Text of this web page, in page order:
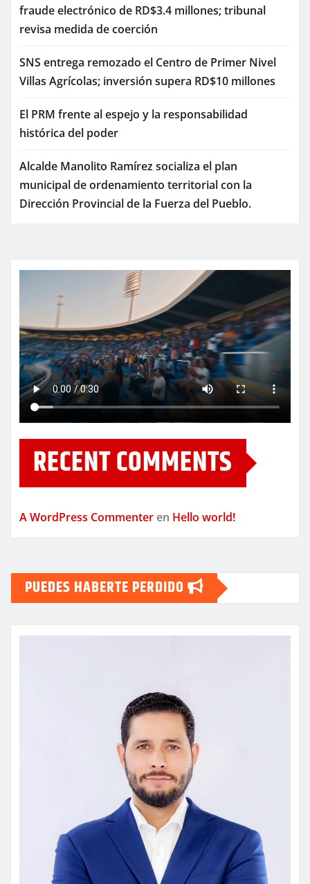
fraude electrónico de RD$3.4 millones; tribunal
revisa medida de coerción
SNS entrega remozado el Centro de Primer Nivel
Villas Agrícolas; inversión supera RD$10 millones
El PRM frente al espejo y la responsabilidad
histórica del poder
Alcalde Manolito Ramírez socializa el plan
municipal de ordenamiento territorial con la
Dirección Provincial de la Fuerza del Pueblo.
RECENT COMMENTS
A WordPress Commenter en Hello world!
PUEDES HABERTE PERDIDO